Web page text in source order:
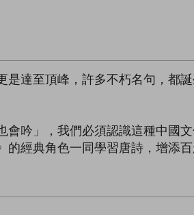
達至頂峰，許多不朽名句，都
吟」，我們必須認識這種中國
經典角色一同學習唐詩，增添